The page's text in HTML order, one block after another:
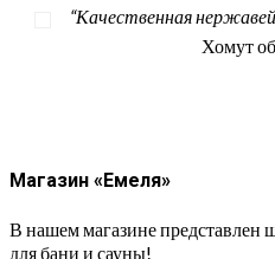
“Качественная
Хомут
Магазин «Емеля»
В нашем магазине представлен
для бани и сауны!